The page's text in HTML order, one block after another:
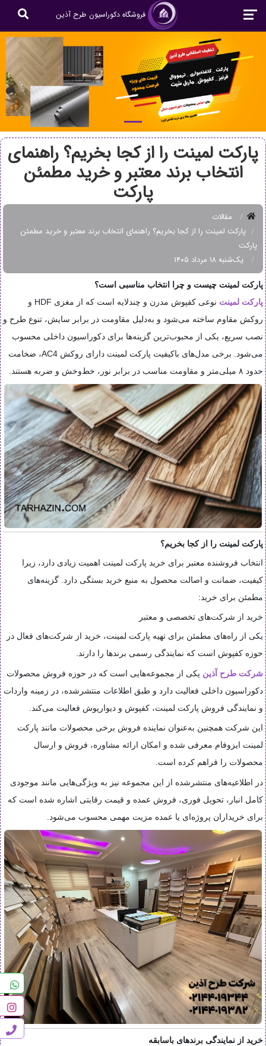
فروشگاه دکوراسیون طرح آذین
پارکت لمینت را از کجا بخریم؟ راهنمای
انتخاب برند معتبر و خرید مطمئن
پارکت
مقالات
پارکت لمینت را از کجا بخریم؟ راهنمای انتخاب برند معتبر و خرید مطمئن
پارکت
یک‌شنبه ۱۸ مرداد ۱۴۰۵
پارکت لمینت چیست و چرا انتخاب مناسبی است؟
پارکت لمینت
نوعی کفپوش مدرن و چندلایه است که از مغزی HDF و
روکش مقاوم ساخته می‌شود و به‌دلیل مقاومت در برابر سایش، تنوع طرح و
نصب سریع، یکی از محبوب‌ترین گزینه‌ها برای دکوراسیون داخلی محسوب
می‌شود. برخی مدل‌های باکیفیت پارکت لمینت دارای روکش AC4، ضخامت
حدود ۸ میلی‌متر و مقاومت مناسب در برابر نور، خط‌وخش و ضربه هستند.
پارکت لمینت را از کجا بخریم؟
انتخاب فروشنده معتبر برای خرید پارکت لمینت اهمیت زیادی دارد، زیرا
کیفیت، ضمانت و اصالت محصول به منبع خرید بستگی دارد. گزینه‌های
مطمئن برای خرید:
خرید از شرکت‌های تخصصی و معتبر
یکی از راه‌های مطمئن برای تهیه پارکت لمینت، خرید از شرکت‌های فعال در
حوزه کفپوش است که نمایندگی رسمی برندها را دارند.
شرکت طرح آذین یکی از مجموعه‌هایی است که در حوزه فروش محصولات
دکوراسیون داخلی فعالیت دارد و طبق اطلاعات منتشرشده، در زمینه واردات
و نمایندگی فروش پارکت لمینت، کفپوش و دیوارپوش فعالیت می‌کند.
این شرکت همچنین به‌عنوان نماینده فروش برخی محصولات مانند پارکت
لمینت ایزوفام معرفی شده و امکان ارائه مشاوره، فروش و ارسال
محصولات را فراهم کرده است.
در اطلاعیه‌های منتشرشده از این مجموعه نیز به ویژگی‌هایی مانند موجودی
کامل انبار، تحویل فوری، فروش عمده و قیمت رقابتی اشاره شده است که
برای خریداران پروژه‌ای یا عمده مزیت مهمی محسوب می‌شود.
خرید از نمایندگی برندهای باسابقه